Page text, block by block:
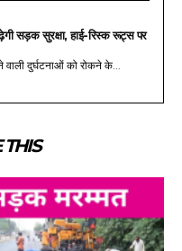
सड़क सुरक्षा, हाई-रिस्क रूट्स पर
वाली दुर्घटनाओं को रोकने के...